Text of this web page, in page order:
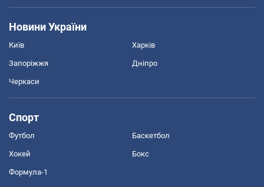
Новини України
Київ Харків
Запоріжжя Дніпро
Черкаси
Спорт
Футбол Баскетбол
Хокей Бокс
Формула-1